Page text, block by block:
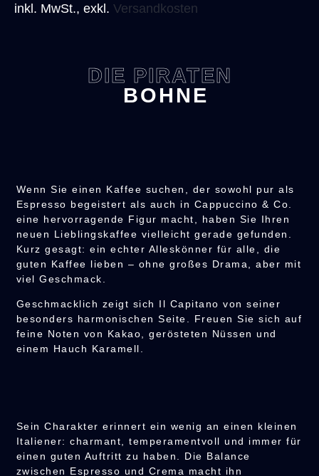
inkl. MwSt., exkl. Versandkosten
DIE PIRATEN
BOHNE
Wenn Sie einen Kaffee suchen, der sowohl pur als
Espresso begeistert als auch in Cappuccino & Co.
eine hervorragende Figur macht, haben Sie Ihren
neuen Lieblingskaffee vielleicht gerade gefunden.
Kurz gesagt: ein echter Alleskönner für alle, die
guten Kaffee lieben – ohne großes Drama, aber mit
viel Geschmack.
Geschmacklich zeigt sich Il Capitano von seiner
besonders harmonischen Seite. Freuen Sie sich auf
feine Noten von Kakao, gerösteten Nüssen und
einem Hauch Karamell.
Sein Charakter erinnert ein wenig an einen kleinen
Italiener: charmant, temperamentvoll und immer für
einen guten Auftritt zu haben. Die Balance
zwischen Espresso und Crema macht ihn